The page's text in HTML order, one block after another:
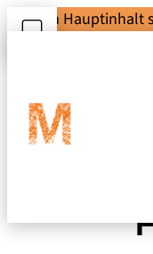
Zum Hauptinhalt